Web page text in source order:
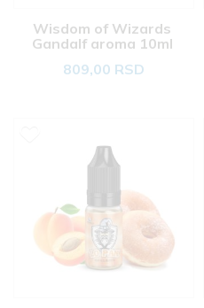
Wisdom of Wizards
Gandalf aroma 10ml
809,00 RSD